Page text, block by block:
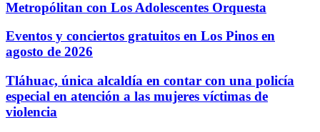
Metropólitan con Los Adolescentes Orquesta
Eventos y conciertos gratuitos en Los Pinos en
agosto de 2026
Tláhuac, única alcaldía en contar con una policía
especial en atención a las mujeres víctimas de
violencia